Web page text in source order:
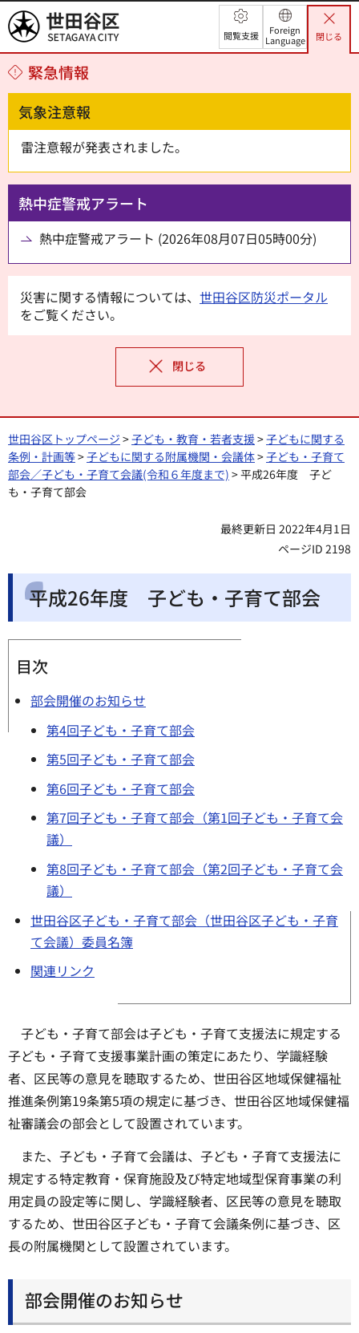
世田谷区 閲覧支援
Foreign
Language
閉じる
緊急情報
気象注意報
雷注意報が発表されました。
熱中症警戒アラート
熱中症警戒アラート (2026年08月07日05時00分)
災害に関する情報については、 世田谷区防災ポータル
をご覧ください。
閉じる
世田谷区トップページ >子ども・教育・若者支援>子どもに関する
条例・計画等>子どもに関する附属機関・会議体>子ども・子育て
部会／子ども・子育て会議(令和６年度まで) > 平成26年度 子ど
も・子育て部会
最終更新日 2022年4月1日
ページID 2198
平成26年度 子ども・子育て部会
目次
部会開催のお知らせ
第4回子ども・子育て部会
第5回子ども・子育て部会
第6回子ども・子育て部会
第7回子ども・子育て部会（第1回子ども・子育て会
議）
第8回子ども・子育て部会（第2回子ども・子育て会
議）
世田谷区子ども・子育て部会（世田谷区子ども・子育
て会議）委員名簿
関連リンク
子ども・子育て部会は子ども・子育て支援法に規定する
子ども・子育て支援事業計画の策定にあたり、学識経験
者、区民等の意見を聴取するため、世田谷区地域保健福祉
推進条例第19条第5項の規定に基づき、世田谷区地域保健福
祉審議会の部会として設置されています。
また、子ども・子育て会議は、子ども・子育て支援法に
規定する特定教育・保育施設及び特定地域型保育事業の利
用定員の設定等に関し、学識経験者、区民等の意見を聴取
するため、世田谷区子ども・子育て会議条例に基づき、区
長の附属機関として設置されています。
部会開催のお知らせ